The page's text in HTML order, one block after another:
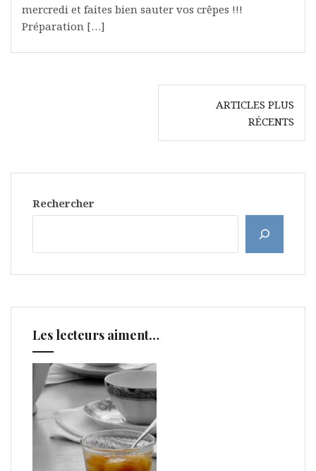
mercredi et faites bien sauter vos crêpes !!!
Préparation […]
ARTICLES PLUS
RÉCENTS
Rechercher
Les lecteurs aiment…